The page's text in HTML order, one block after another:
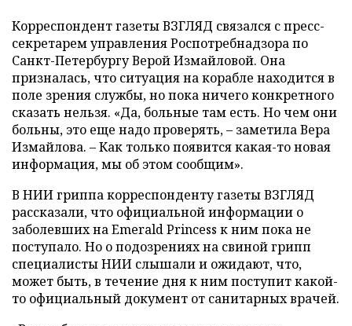
Корреспондент газеты ВЗГЛЯД связался с пресс-
секретарем управления Роспотребнадзора по
Санкт-Петербургу Верой Измайловой. Она
призналась, что ситуация на корабле находится в
поле зрения службы, но пока ничего конкретного
сказать нельзя. «Да, больные там есть. Но чем они
больны, это еще надо проверять, – заметила Вера
Измайлова. – Как только появится какая-то новая
информация, мы об этом сообщим».
В НИИ гриппа корреспонденту газеты ВЗГЛЯД
рассказали, что официальной информации о
заболевших на Emerald Princess к ним пока не
поступало. Но о подозрениях на свиной грипп
специалисты НИИ слышали и ожидают, что,
может быть, в течение дня к ним поступит какой-
то официальный документ от санитарных врачей.